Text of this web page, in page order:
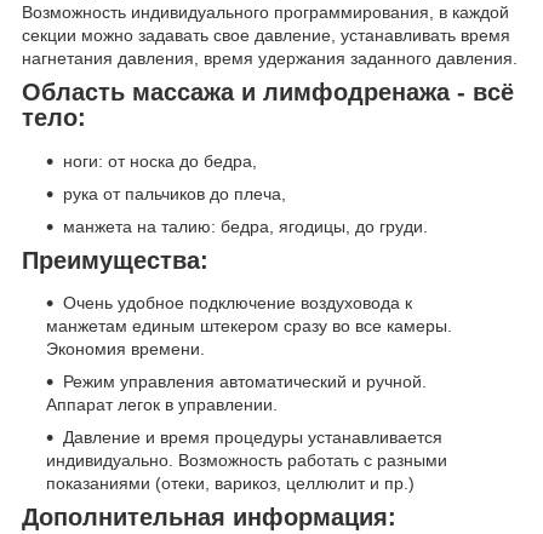
Возможность индивидуального программирования, в каждой
секции можно задавать свое давление, устанавливать время
нагнетания давления, время удержания заданного давления.
Область массажа и лимфодренажа - всё
тело:
ноги: от носка до бедра,
рука от пальчиков до плеча,
манжета на талию: бедра, ягодицы, до груди.
Преимущества:
Очень удобное подключение воздуховода к
манжетам единым штекером сразу во все камеры.
Экономия времени.
Режим управления автоматический и ручной.
Аппарат легок в управлении.
Давление и время процедуры устанавливается
индивидуально. Возможность работать с разными
показаниями (отеки, варикоз, целлюлит и пр.)
Дополнительная информация: